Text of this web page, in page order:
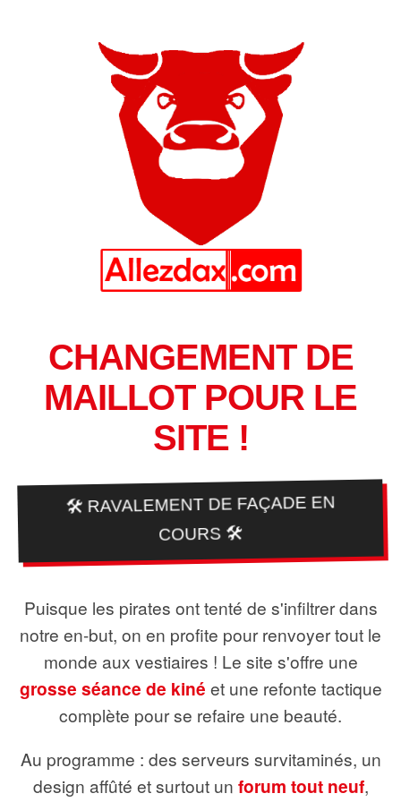
CHANGEMENT DE
MAILLOT POUR LE
SITE !
🛠️ RAVALEMENT DE FAÇADE EN
COURS 🛠️
Puisque les pirates ont tenté de s'infiltrer dans
notre en-but, on en profite pour renvoyer tout le
monde aux vestiaires ! Le site s'offre une
grosse séance de kiné et une refonte tactique
complète pour se refaire une beauté.
Au programme : des serveurs survitaminés, un
design affûté et surtout un forum tout neuf,